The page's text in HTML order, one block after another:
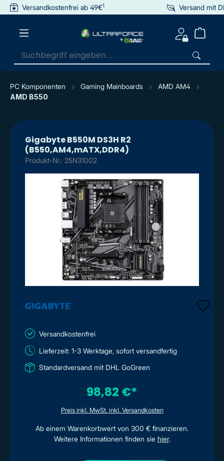
springen
Versandkostenfrei ab 49€1 Versand mit
PC Komponenten Gaming Mainboards
AMD AM4
AMD B550
Gigabyte B550M DS3H R2
(B550,AM4,mATX,DDR4)
Produkt-Nr.: 25N31002
Versandkostenfrei
Lieferzeit: 1-3 Werktage, sofort versandfertig
Standardversand mit DHL GoGreen
98,82 €*
Preis inkl. MwSt. inkl. Versandkosten
Ab einem Warenkorbwert von 300 € finanzieren.
Weitere Informationen finden sie hier.